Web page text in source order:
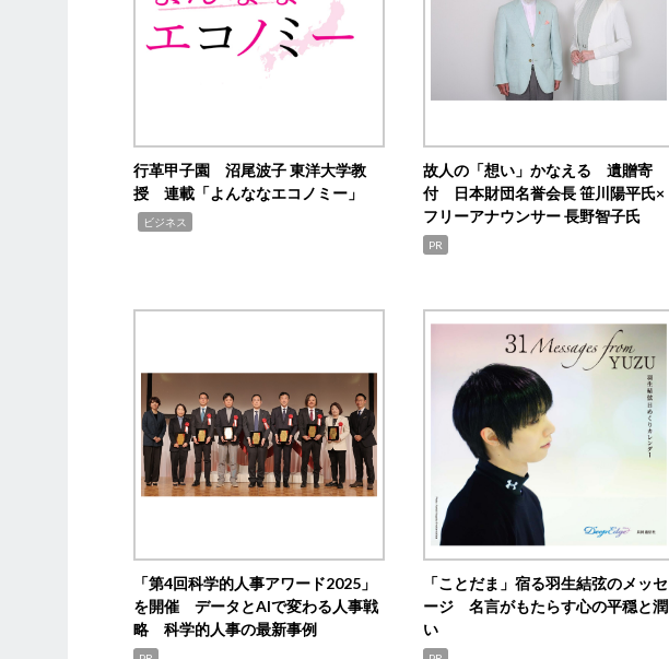
行革甲子園 沼尾波子 東洋大学教
授 連載「よんななエコノミー」
ビジネス
故人の「想い」かなえる 遺贈寄
付 日本財団名誉会長 笹川陽平氏×
フリーアナウンサー 長野智子氏
PR
「第4回科学的人事アワード2025」
を開催 データとAIで変わる人事戦
略 科学的人事の最新事例
「ことだま」宿る羽生結弦のメッセ
ージ 名言がもたらす心の平穏と潤
い